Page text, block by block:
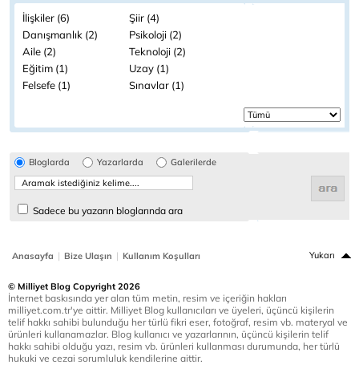
İlişkiler (6)
Şiir (4)
Danışmanlık (2)
Psikoloji (2)
Aile (2)
Teknoloji (2)
Eğitim (1)
Uzay (1)
Felsefe (1)
Sınavlar (1)
Bloglarda Yazarlarda Galerilerde
Sadece bu yazarın bloglarında ara
Anasayfa | Bize Ulaşın | Kullanım Koşulları Yukarı
© Milliyet Blog Copyright 2026
İnternet baskısında yer alan tüm metin, resim ve içeriğin hakları
milliyet.com.tr'ye aittir. Milliyet Blog kullanıcıları ve üyeleri, üçüncü kişilerin
telif hakkı sahibi bulunduğu her türlü fikri eser, fotoğraf, resim vb. materyal ve
ürünleri kullanamazlar. Blog kullanıcı ve yazarlarının, üçüncü kişilerin telif
hakkı sahibi olduğu yazı, resim vb. ürünleri kullanması durumunda, her türlü
hukuki ve cezai sorumluluk kendilerine aittir.